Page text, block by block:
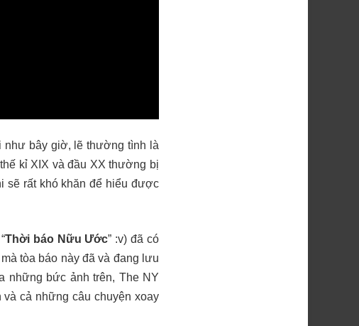
như bây giờ, lẽ thường tình là
kỉ XIX và đầu XX thường bị
sẽ rất khó khăn để hiểu được
Thời báo Nữu Ước” :v) đã có
mà tòa báo này đã và đang lưu
những bức ảnh trên, The NY
cả những câu chuyện xoay